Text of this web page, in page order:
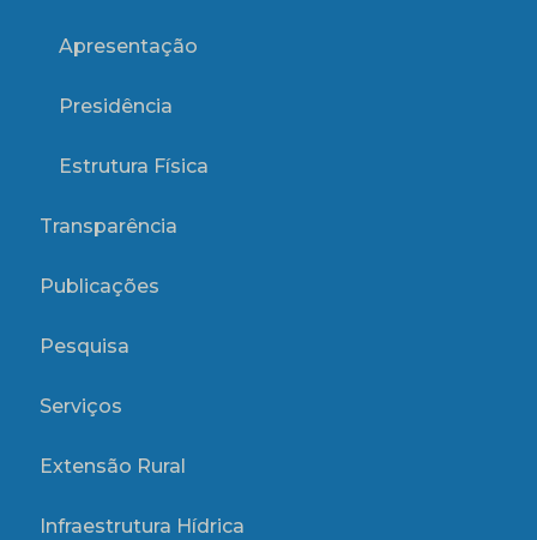
Apresentação
Presidência
Estrutura Física
Transparência
Publicações
Pesquisa
Serviços
Extensão Rural
Infraestrutura Hídrica